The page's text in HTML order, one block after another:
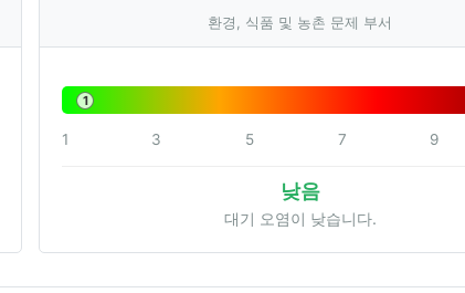
환경, 식품 및 농촌 문제 부서
1
1 3 5 7 9
낮음
대기 오염이 낮습니다.